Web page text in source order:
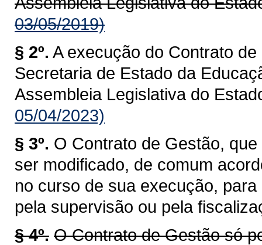
03/05/2019)
§ 2º. A execução do Contrato
Secretaria de Estado da
Assembleia Legislativa do
05/04/2023)
§ 3º. O Contrato de Gestão,
ser modificado, de comum
no curso de sua execução,
pela supervisão ou pela
§ 4º. O Contrato de Gestão só